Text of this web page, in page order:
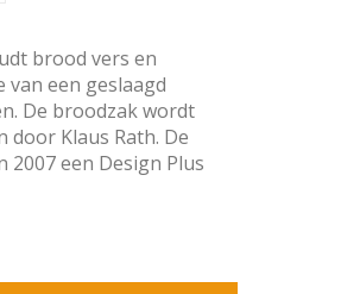
brood vers en
van een geslaagd
De broodzak wordt
Klaus Rath. De
een Design Plus